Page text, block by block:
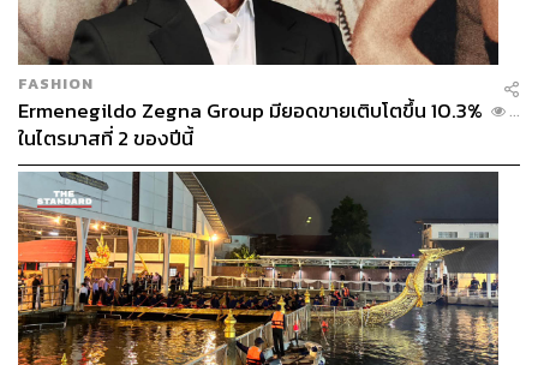
FASHION
Ermenegildo Zegna Group มียอดขายเติบโตขึ้น 10.3%
ในไตรมาสที่ 2 ของปีนี้
...